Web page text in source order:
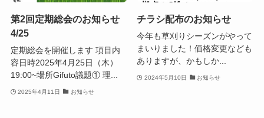
第2回定期総会のお知らせ
4/25
定期総会を開催します 項目内
容日時2025年4月25日（木）
19:00~場所Gifuto議題① 理...
2025年4月11日 お知らせ
チラシ配布のお知らせ
今年も草刈りシーズンがやって
まいりました！価格変更なども
ありますが、かもしか...
2024年5月10日 お知らせ